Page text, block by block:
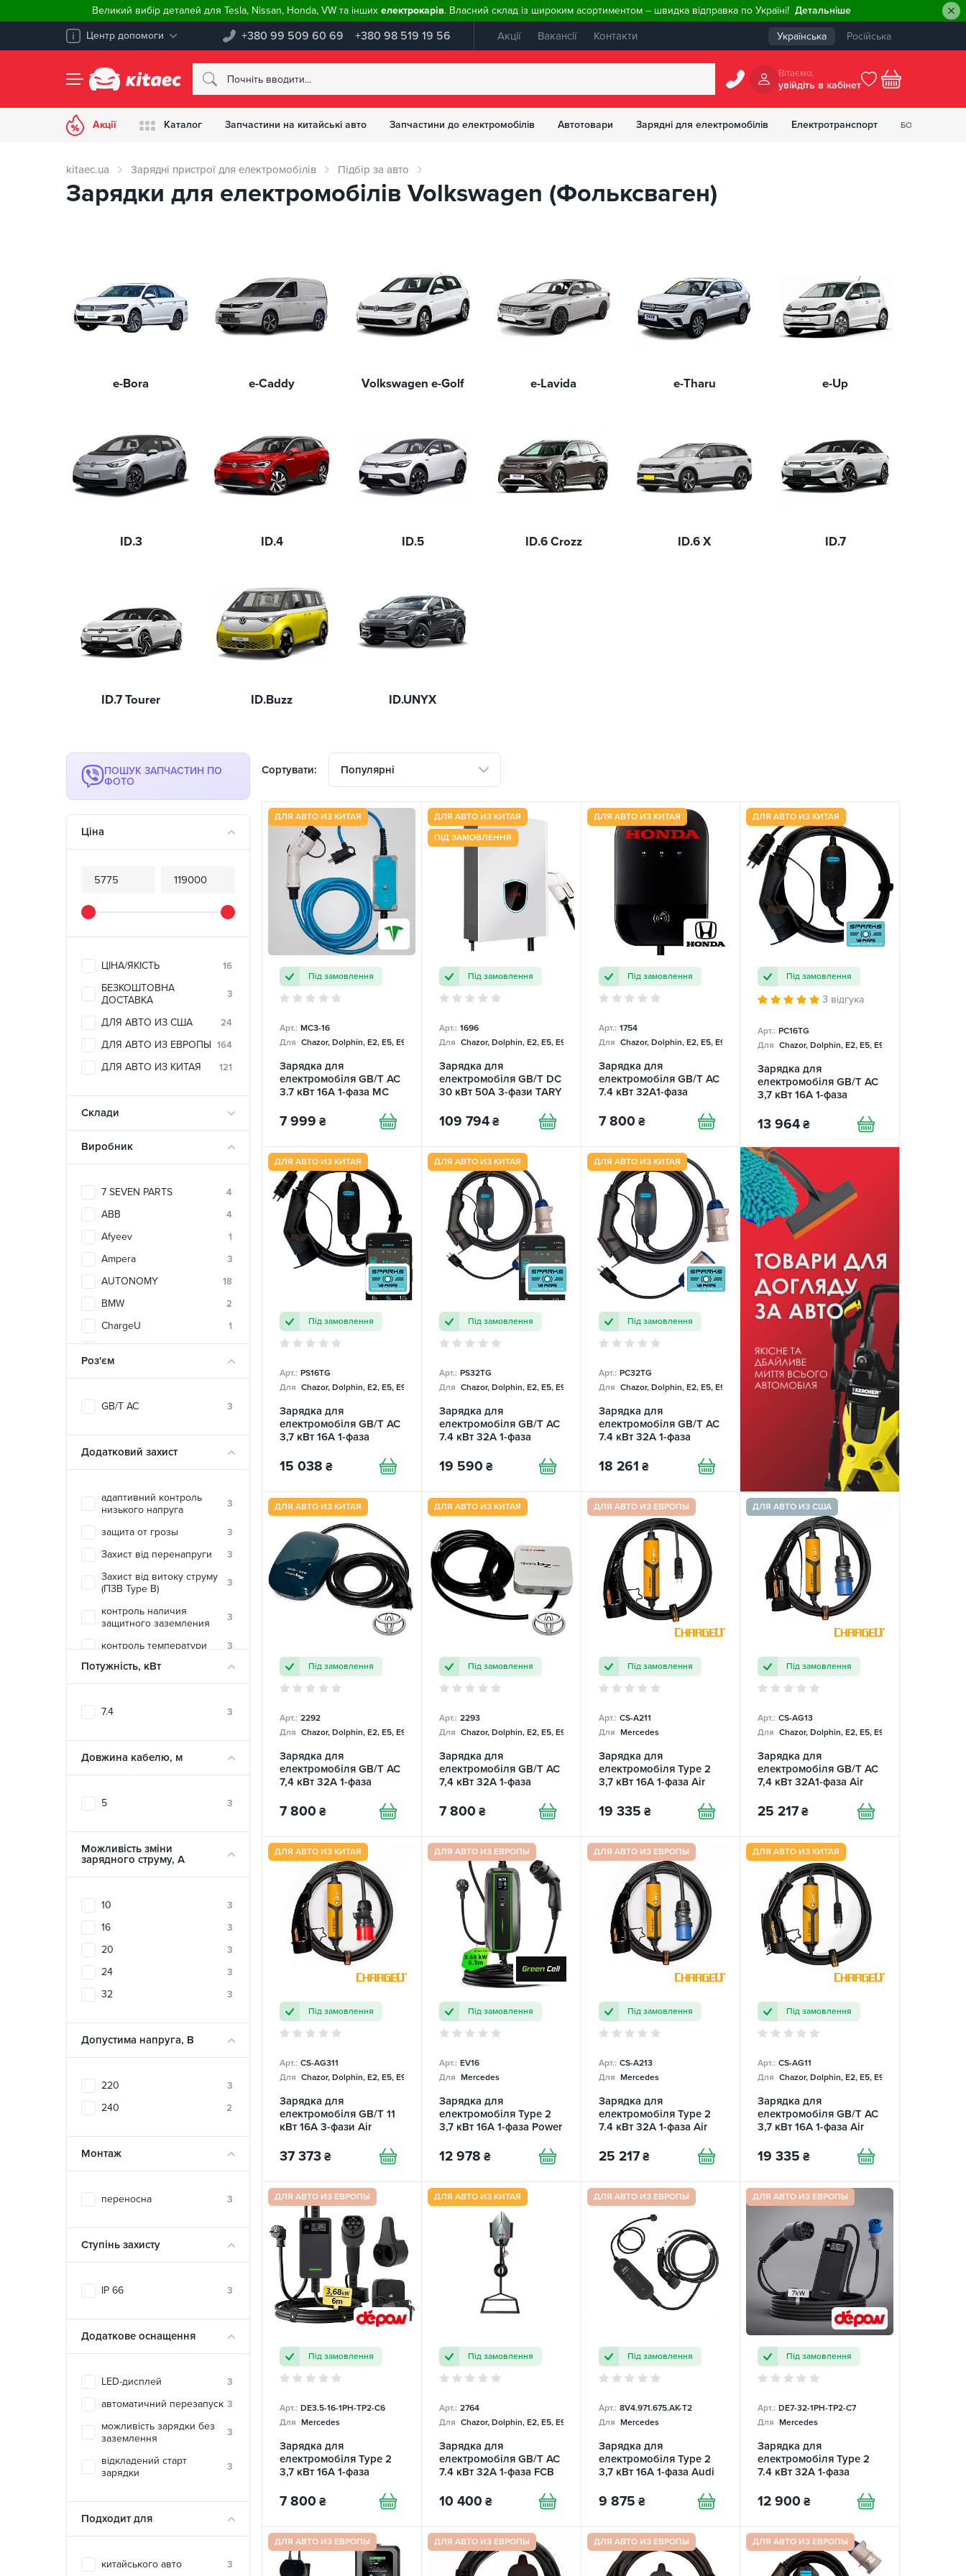
Великий вибір деталей для Tesla, Nissan, Honda, VW та інших електрокарів. Власний склад із широким асортиментом – швидка відправка по Україні! Детальніше
Центр допомоги +380 99 509 60 69 +380 98 519 19 56 Акції Вакансії Контакти Українська Російська
Вiтаємо,
увiйдiть в кабiнет
БОНУСІВ
Акції Каталог Запчастини на китайські авто Запчастини до електромобілів Автотовари Зарядні для електромобілів Електротранспорт
kitaec.ua Зарядні пристрої для електромобілів Підбір за авто
Зарядки для електромобілів Volkswagen (Фольксваген)
e-Bora e-Caddy Volkswagen e-Golf e-Lavida e-Tharu e-Up
ID.3 ID.4 ID.5 ID.6 Crozz ID.6 X ID.7
ID.7 Tourer ID.Buzz ID.UNYX
ПОШУК ЗАПЧАСТИН ПО
ФОТО
Ціна
ЦІНА/ЯКІСТЬ 16
БЕЗКОШТОВНА
ДОСТАВКА
3
ДЛЯ АВТО ИЗ США 24
ДЛЯ АВТО ИЗ ЕВРОПЫ 164
ДЛЯ АВТО ИЗ КИТАЯ 121
Склади
Виробник
7 SEVEN PARTS 4
ABB 4
Afyeev 1
Ampera 3
AUTONOMY 18
BMW 2
ChargeU 1
DEPOW 3
ElectroS 6
EVEUS
Green Cell 4
6
Ipengen 1
Octa Energy
SPARKS
TRANS-GREEN 12
ZENCAR
Роз'єм
GB/T AC 3
Додатковий захист
адаптивний контроль
низького напруга
3
защита от грозы 3
Захист від перенапруги 3
Захист від витоку струму
(ПЗВ Type B)
3
контроль наличия
защитного заземления
3
контроль температури 3
вогнестійкий матеріал
печатной платы
3
3
Потужність, кВт
7.4 3
Довжина кабелю, м
5 3
Можливість зміни
зарядного струму, A
10 3
16 3
20 3
24 3
32 3
Допустима напруга, В
220 3
240 2
Монтаж
переносна 3
Ступінь захисту
IP 66 3
Додаткове оснащення
LED-дисплей 3
автоматичний перезапуск 3
можливість зарядки без
заземлення
3
відкладений старт
зарядки
3
Подходит для
китайського авто 3
Сортувати: Популярні
ДЛЯ АВТО ИЗ КИТАЯ
Під замовлення
Арт.: MC3-16
Для Chazor, Dolphin, E2, E5, E9, Mercedes
Зарядка для
електромобіля GB/T AC
3.7 кВт 16А 1-фаза MC
7 999 ₴
ДЛЯ АВТО ИЗ КИТАЯ
ПІД ЗАМОВЛЕННЯ
Під замовлення
Арт.: 1696
Для Chazor, Dolphin, E2, E5, E9, Mercedes
Зарядка для
електромобіля GB/T DC
30 кВт 50А 3-фази TARY
109 794 ₴
ДЛЯ АВТО ИЗ КИТАЯ
Під замовлення
Арт.: 1754
Для Chazor, Dolphin, E2, E5, E9, Mercedes
Зарядка для
електромобіля GB/T AC
7.4 кВт 32A1-фаза
7 800 ₴
ДЛЯ АВТО ИЗ КИТАЯ
Під замовлення
3 відгука
Арт.: PC16TG
Для Chazor, Dolphin, E2, E5, E9, Mercedes
Зарядка для
електромобіля GB/T AC
3,7 кВт 16А 1-фаза
SPARKS
13 964 ₴
ДЛЯ АВТО ИЗ КИТАЯ
Під замовлення
Арт.: PS16TG
Для Chazor, Dolphin, E2, E5, E9, Mercedes
Зарядка для
електромобіля GB/T AC
3,7 кВт 16А 1-фаза
15 038 ₴
ДЛЯ АВТО ИЗ КИТАЯ
Під замовлення
Арт.: PS32TG
Для Chazor, Dolphin, E2, E5, E9, Mercedes
Зарядка для
електромобіля GB/T AC
7.4 кВт 32А 1-фаза
19 590 ₴
ДЛЯ АВТО ИЗ КИТАЯ
Під замовлення
Арт.: PC32TG
Для Chazor, Dolphin, E2, E5, E9, Mercedes
Зарядка для
електромобіля GB/T AC
7.4 кВт 32А 1-фаза
SPARKS
18 261 ₴
ДЛЯ АВТО ИЗ КИТАЯ
Під замовлення
Арт.: 2292
Для Chazor, Dolphin, E2, E5, E9, Mercedes
Зарядка для
електромобіля GB/T AC
7,4 кВт 32А 1-фаза
7 800 ₴
ДЛЯ АВТО ИЗ КИТАЯ
Під замовлення
Арт.: 2293
Для Chazor, Dolphin, E2, E5, E9, Mercedes
Зарядка для
електромобіля GB/T AC
7,4 кВт 32А 1-фаза
7 800 ₴
ДЛЯ АВТО ИЗ ЕВРОПЫ
Під замовлення
Арт.: CS-A211
Для Mercedes
Зарядка для
електромобіля Type 2
3,7 кВт 16А 1-фаза Air
19 335 ₴
ДЛЯ АВТО ИЗ США
Під замовлення
Арт.: CS-AG13
Для Chazor, Dolphin, E2, E5, E9, Mercedes
Зарядка для
електромобіля GB/T AC
7,4 кВт 32A1-фаза Air
25 217 ₴
ДЛЯ АВТО ИЗ КИТАЯ
Під замовлення
Арт.: CS-AG311
Для Chazor, Dolphin, E2, E5, E9, Mercedes
Зарядка для
електромобіля GB/T 11
кВт 16A 3-фази Air
37 373 ₴
ДЛЯ АВТО ИЗ ЕВРОПЫ
Під замовлення
Арт.: EV16
Для Mercedes
Зарядка для
електромобіля Type 2
3,7 кВт 16А 1-фаза Power
12 978 ₴
ДЛЯ АВТО ИЗ ЕВРОПЫ
Під замовлення
Арт.: CS-A213
Для Mercedes
Зарядка для
електромобіля Type 2
7.4 кВт 32А 1-фаза Air
25 217 ₴
ДЛЯ АВТО ИЗ КИТАЯ
Під замовлення
Арт.: CS-AG11
Для Chazor, Dolphin, E2, E5, E9, Mercedes
Зарядка для
електромобіля GB/T AC
3,7 кВт 16А 1-фаза Air
19 335 ₴
ДЛЯ АВТО ИЗ ЕВРОПЫ
Під замовлення
Арт.: DE3.5-16-1PH-TP2-C6
Для Mercedes
Зарядка для
електромобіля Type 2
3,7 кВт 16А 1-фаза
7 800 ₴
ДЛЯ АВТО ИЗ КИТАЯ
Під замовлення
Арт.: 2764
Для Chazor, Dolphin, E2, E5, E9, Mercedes
Зарядка для
електромобіля GB/T AC
7.4 кВт 32А 1-фаза FCB
10 400 ₴
ДЛЯ АВТО ИЗ ЕВРОПЫ
Під замовлення
Арт.: 8V4.971.675.AK-T2
Для Mercedes
Зарядка для
електромобіля Type 2
3,7 кВт 16А 1-фаза Audi
9 875 ₴
ДЛЯ АВТО ИЗ ЕВРОПЫ
Під замовлення
Арт.: DE7-32-1PH-TP2-C7
Для Mercedes
Зарядка для
електромобіля Type 2
7.4 кВт 32А 1-фаза
12 900 ₴
ДЛЯ АВТО ИЗ ЕВРОПЫ ДЛЯ АВТО ИЗ ЕВРОПЫ ДЛЯ АВТО ИЗ ЕВРОПЫ ДЛЯ АВТО ИЗ ЕВРОПЫ